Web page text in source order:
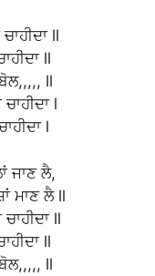
ll
ll
ll
l
l
ਜਾਣ ਲੈ,
ਮਾਣ ਲੈ ll
ll
ll
ll